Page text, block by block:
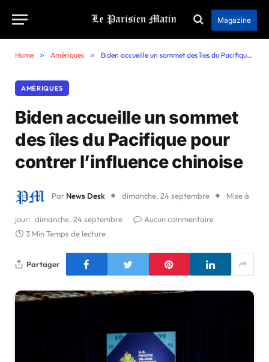
Magazine
Home » Amériques » Biden accueille un sommet des îles du Pacifique pour contrer l’influence chinoise
AMÉRIQUES
Biden accueille un sommet
des îles du Pacifique pour
contrer l’influence chinoise
Par News Desk dimanche, 24 septembre Mise à
jour: dimanche, 24 septembre
Aucun commentaire
3 Min Temps de lecture
Partager